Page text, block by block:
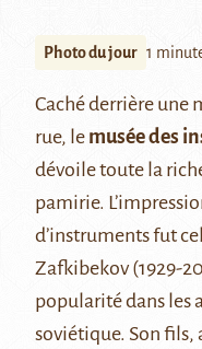
Photo du jour 1
Caché derrière une
rue, le musée des
dévoile toute la
pamirie.
d’instruments fut
Zafkibekov (1929-
popularité dans les
soviétique. Son fils,